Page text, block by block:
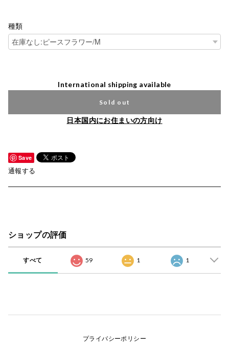
種類
International shipping available
Sold out
日本国内にお住まいの方向け
Save
通報する
ショップの評価
すべて 59 1 1
プライバシーポリシー